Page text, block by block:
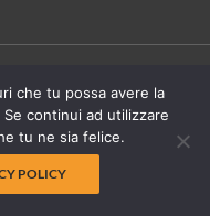
che tu possa avere la
continui ad utilizzare
tu ne sia felice.
POLICY